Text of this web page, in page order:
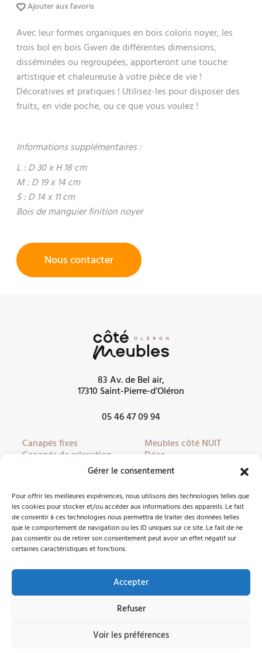
Gérer le consentement
Pour offrir les meilleures expériences, nous utilisons des technologies telles que
les cookies pour stocker et/ou accéder aux informations des appareils. Le fait
de consentir à ces technologies nous permettra de traiter des données telles
que le comportement de navigation ou les ID uniques sur ce site. Le fait de ne
pas consentir ou de retirer son consentement peut avoir un effet négatif sur
certaines caractéristiques et fonctions.
Accepter
Refuser
Voir les préférences
Ajouter aux favoris
Avec leur formes organiques en bois coloris noyer, les
trois bol en bois Gwen de différentes dimensions,
disséminées ou regroupées, apporteront une touche
artistique et chaleureuse à votre pièce de vie !
Décoratives et pratiques ! Utilisez-les pour disposer des
fruits, en vide poche, ou ce que vous voulez !
Informations supplémentaires :
L : D 30 x H 18 cm
M : D 19 x 14 cm
S : D 14 x 11 cm
Bois de manguier finition noyer
Nous contacter
83 Av. de Bel air,
17310 Saint-Pierre-d’Oléron
05 46 47 09 94
Canapés fixes
Canapés de relaxation
Canapés convertibles
Meubles côté JOUR
Meubles côté NUIT
Déco
Literie
Partenaires
FacebookInstagram
Nous contacter